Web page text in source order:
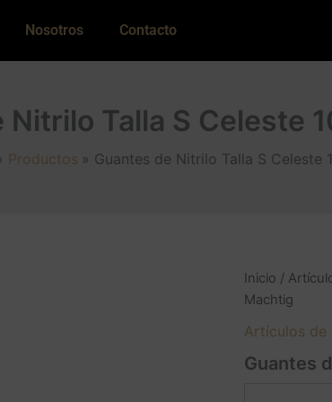
Nosotros Contacto
Nitrilo Talla S Celeste
Productos Guantes de Nitrilo Talla S Celeste
Inicio /
Machtig
Artículos de
Guantes